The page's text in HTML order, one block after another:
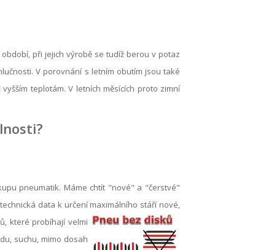
při jejich výrobě se tudíž berou v potaz
V porovnání s letním obutím jsou také
teplotám. V letních měsících proto zimní
pneumatik. Máme chtít "nové" a "čerstvé"
data k určení maximálního stáří nové,
které probíhají velmi
suchu, mimo dosah